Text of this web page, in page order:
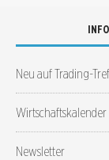
Neu auf Trading-
Wirtschaftskalender
Newsletter